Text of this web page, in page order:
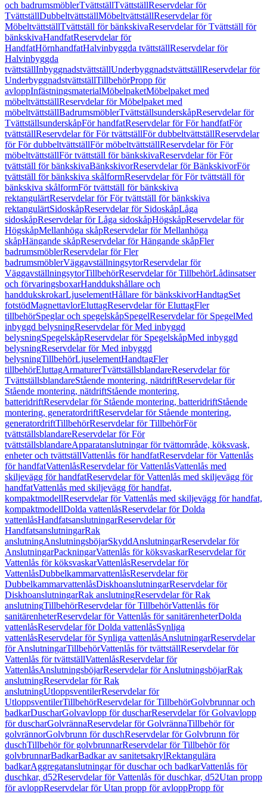
och badrumsmöblerTvättställTvättställReservdelar för
TvättställDubbeltvättställMöbeltvättställReservdelar för
MöbeltvättställTvättställ för bänkskivaReservdelar för Tvättställ för
bänkskivaHandfatReservdelar för
HandfatHörnhandfatHalvinbyggda tvättställReservdelar för
Halvinbyggda
tvättställInbyggnadstvättställUnderbyggnadstvättställReservdelar för
UnderbyggnadstvättställTillbehörPropp för
avloppInfästningsmaterialMöbelpaketMöbelpaket med
möbeltvättställReservdelar för Möbelpaket med
möbeltvättställBadrumsmöblerTvättställsunderskåpReservdelar för
TvättställsunderskåpFör handfatReservdelar för För handfatFör
tvättställReservdelar för För tvättställFör dubbeltvättställReservdelar
för För dubbeltvättställFör möbeltvättställReservdelar för För
möbeltvättställFör tvättställ för bänkskivaReservdelar för För
tvättställ för bänkskivaBänkskivorReservdelar för BänkskivorFör
tvättställ för bänkskiva skålformReservdelar för För tvättställ för
bänkskiva skålformFör tvättställ för bänkskiva
rektangulärtReservdelar för För tvättställ för bänkskiva
rektangulärtSidoskåpReservdelar för SidoskåpLåga
sidoskåpReservdelar för Låga sidoskåpHögskåpReservdelar för
HögskåpMellanhöga skåpReservdelar för Mellanhöga
skåpHängande skåpReservdelar för Hängande skåpFler
badrumsmöblerReservdelar för Fler
badrumsmöblerVäggavställningsytorReservdelar för
VäggavställningsytorTillbehörReservdelar för TillbehörLådinsatser
och förvaringsboxarHanddukshållare och
handdukskrokarLjuselementHållare för bänkskivorHandtagSet
fotstödMagnettavlorEluttagReservdelar för EluttagFler
tillbehörSpeglar och spegelskåpSpegelReservdelar för SpegelMed
inbyggd belysningReservdelar för Med inbyggd
belysningSpegelskåpReservdelar för SpegelskåpMed inbyggd
belysningReservdelar för Med inbyggd
belysningTillbehörLjuselementHandtagFler
tillbehörEluttagArmaturerTvättställsblandareReservdelar för
TvättställsblandareStående montering, nätdriftReservdelar för
Stående montering, nätdriftStående montering,
batteridriftReservdelar för Stående montering, batteridriftStående
montering, generatordriftReservdelar för Stående montering,
generatordriftTillbehörReservdelar för TillbehörFör
tvättställsblandareReservdelar för För
tvättställsblandareApparatanslutningar för tvättområde, köksvask,
enheter och tvättställVattenlås för handfatReservdelar för Vattenlås
för handfatVattenlåsReservdelar för VattenlåsVattenlås med
skiljevägg för handfatReservdelar för Vattenlås med skiljevägg för
handfatVattenlås med skiljevägg för handfat,
kompaktmodellReservdelar för Vattenlås med skiljevägg för handfat,
kompaktmodellDolda vattenlåsReservdelar för Dolda
vattenlåsHandfatsanslutningarReservdelar för
HandfatsanslutningarRak
anslutningAnslutningsböjarSkyddAnslutningarReservdelar för
AnslutningarPackningarVattenlås för köksvaskarReservdelar för
Vattenlås för köksvaskarVattenlåsReservdelar för
VattenlåsDubbelkammarvattenlåsReservdelar för
DubbelkammarvattenlåsDiskhoanslutningarReservdelar för
DiskhoanslutningarRak anslutningReservdelar för Rak
anslutningTillbehörReservdelar för TillbehörVattenlås för
sanitärenheterReservdelar för Vattenlås för sanitärenheterDolda
vattenlåsReservdelar för Dolda vattenlåsSynliga
vattenlåsReservdelar för Synliga vattenlåsAnslutningarReservdelar
för AnslutningarTillbehörVattenlås för tvättställReservdelar för
Vattenlås för tvättställVattenlåsReservdelar för
VattenlåsAnslutningsböjarReservdelar för AnslutningsböjarRak
anslutningReservdelar för Rak
anslutningUtloppsventilerReservdelar för
UtloppsventilerTillbehörReservdelar för TillbehörGolvbrunnar och
badkarDuscharGolvavlopp för duscharReservdelar för Golvavlopp
för duscharGolvrännaReservdelar för GolvrännaTillbehör för
golvrännorGolvbrunn för duschReservdelar för Golvbrunn för
duschTillbehör för golvbrunnarReservdelar för Tillbehör för
golvbrunnarBadkarBadkar av sanitetsakrylRektangulära
badkarAggregatanslutningar för duschar och badkarVattenlås för
duschkar, d52Reservdelar för Vattenlås för duschkar, d52Utan propp
för avloppReservdelar för Utan propp för avloppPropp för